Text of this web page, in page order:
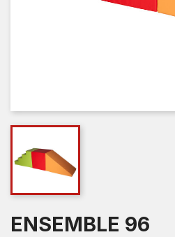
ENSEMBLE 96